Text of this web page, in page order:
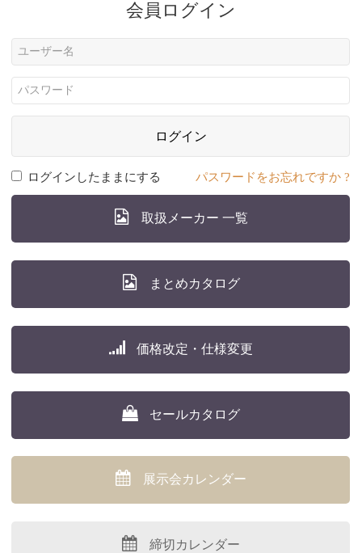
会員ログイン
ログイン
ログインしたままにする パスワードをお忘れですか ?
取扱メーカー 一覧
まとめカタログ
価格改定・仕様変更
セールカタログ
展示会カレンダー
締切カレンダー